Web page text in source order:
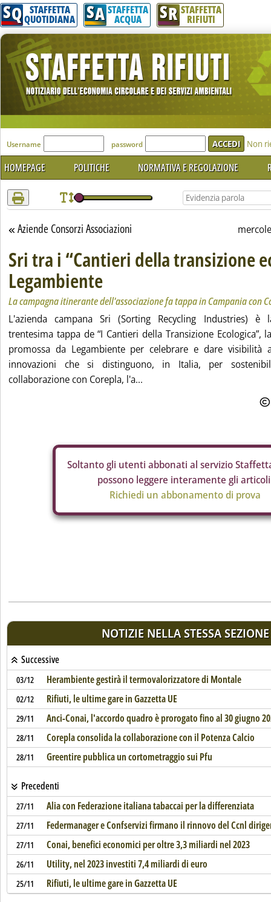
Attenzione! Esegui l'accesso per lèggere interamente la notizia.
SQ STAFFETTA
QUOTIDIANA SA STAFFETTA
ACQUA SR STAFFETTA
RIFIUTI
'Modulo Login per accedere'
Username password Non
HOMEPAGE POLITICHE NORMATIVA E REGOLAZIONE
Torna alla sezione
Aziende Consorzi Associazioni
Sri tra i “Cantieri della transizione
Legambiente
La campagna itinerante dell'associazione fa tappa in Campania con
L'azienda campana Sri (Sorting Recycling Industries) è
trentesima tappa de “I Cantieri della Transizione Ecologica”,
promossa da Legambiente per celebrare e dare visibilità
innovazioni che si distinguono, in Italia, per
collaborazione con Corepla, l'a...
Soltanto gli utenti abbonati al servizio
possono leggere interamente gli
Richiedi un abbonamento di prova
NOTIZIE NELLA STESSA SEZIONE
Successive
03/12 Herambiente gestirà il termovalorizzatore di Montale
02/12 Rifiuti, le ultime gare in Gazzetta UE
29/11 Anci-Conai, l'accordo quadro è prorogato fino al 30 giugno
28/11 Corepla consolida la collaborazione con il Potenza Calcio
28/11 Greentire pubblica un cortometraggio sui Pfu
Precedenti
27/11 Alia con Federazione italiana tabaccai per la differenziata
27/11 Federmanager e Confservizi firmano il rinnovo del Ccnl
27/11 Conai, benefici economici per oltre 3,3 miliardi nel 2023
26/11 Utility, nel 2023 investiti 7,4 miliardi di euro
25/11 Rifiuti, le ultime gare in Gazzetta UE